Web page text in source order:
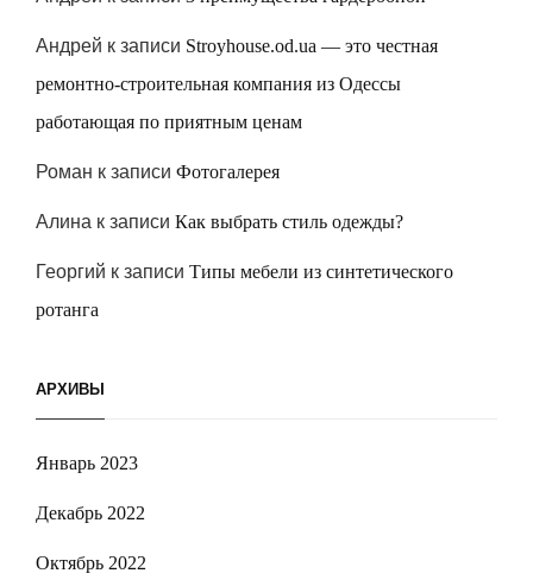
Андрей к записи Stroyhouse.od.ua — это честная
ремонтно-строительная компания из Одессы
работающая по приятным ценам
Роман к записи Фотогалерея
Алина к записи Как выбрать стиль одежды?
Георгий к записи Типы мебели из синтетического
ротанга
АРХИВЫ
Январь 2023
Декабрь 2022
Октябрь 2022